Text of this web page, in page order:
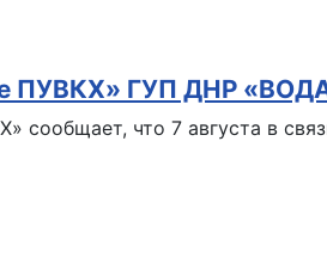
ПУВКХ» ГУП ДНР
сообщает, что 7 августа в